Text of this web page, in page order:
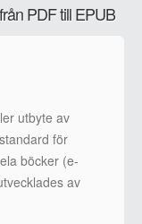
PDF till EPUB
utbyte av
för
böcker (e-
av